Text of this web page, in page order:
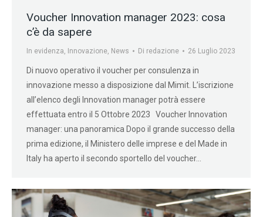
Voucher Innovation manager 2023: cosa
c’è da sapere
In evidenza, Innovazione, News Di redazione 26 Luglio 2023
Di nuovo operativo il voucher per consulenza in
innovazione messo a disposizione dal Mimit. L’iscrizione
all’elenco degli Innovation manager potrà essere
effettuata entro il 5 Ottobre 2023 Voucher Innovation
manager: una panoramica Dopo il grande successo della
prima edizione, il Ministero delle imprese e del Made in
Italy ha aperto il secondo sportello del voucher…